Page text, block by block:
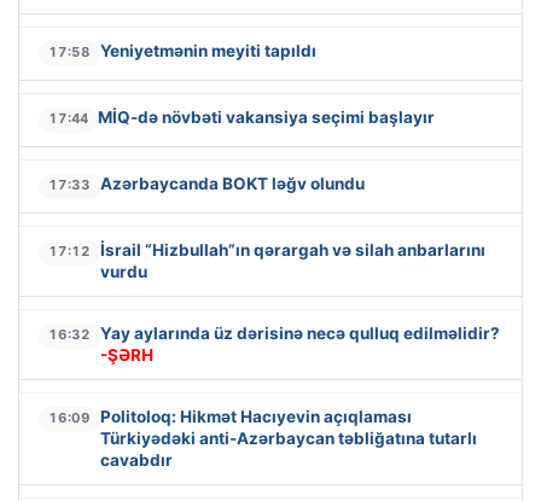
17:58 Yeniyetmənin meyiti tapıldı
17:44 MİQ-də növbəti vakansiya seçimi başlayır
17:33 Azərbaycanda BOKT ləğv olundu
17:12
İsrail “Hizbullah”ın qərargah və silah anbarlarını
vurdu
16:32
Yay aylarında üz dərisinə necə qulluq edilməlidir?
-ŞƏRH
16:09
Politoloq: Hikmət Hacıyevin açıqlaması
Türkiyədəki anti-Azərbaycan təbliğatına tutarlı
cavabdır